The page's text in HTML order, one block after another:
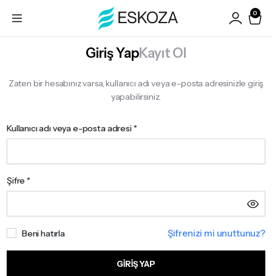
0
Giriş YapKayıt Ol
Zaten bir hesabınız varsa, kullanıcı adı veya e-posta adresinizle giriş
yapabilirsiniz.
Kullanıcı adı veya e-posta adresi*
Şifre*
Beni hatırla Şifrenizi mi unuttunuz?
GIRIŞ YAP